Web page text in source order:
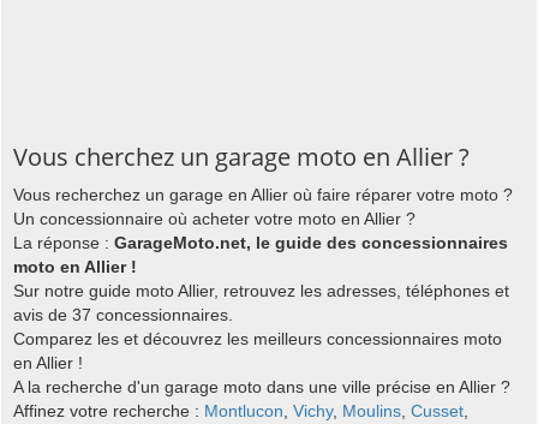
Vous cherchez un garage moto en Allier ?
Vous recherchez un garage en Allier où faire réparer votre moto ?
Un concessionnaire où acheter votre moto en Allier ?
La réponse : GarageMoto.net, le guide des concessionnaires
moto en Allier !
Sur notre guide moto Allier, retrouvez les adresses, téléphones et
avis de 37 concessionnaires.
Comparez les et découvrez les meilleurs concessionnaires moto
en Allier !
A la recherche d'un garage moto dans une ville précise en Allier ?
Affinez votre recherche : Montlucon, Vichy, Moulins, Cusset,